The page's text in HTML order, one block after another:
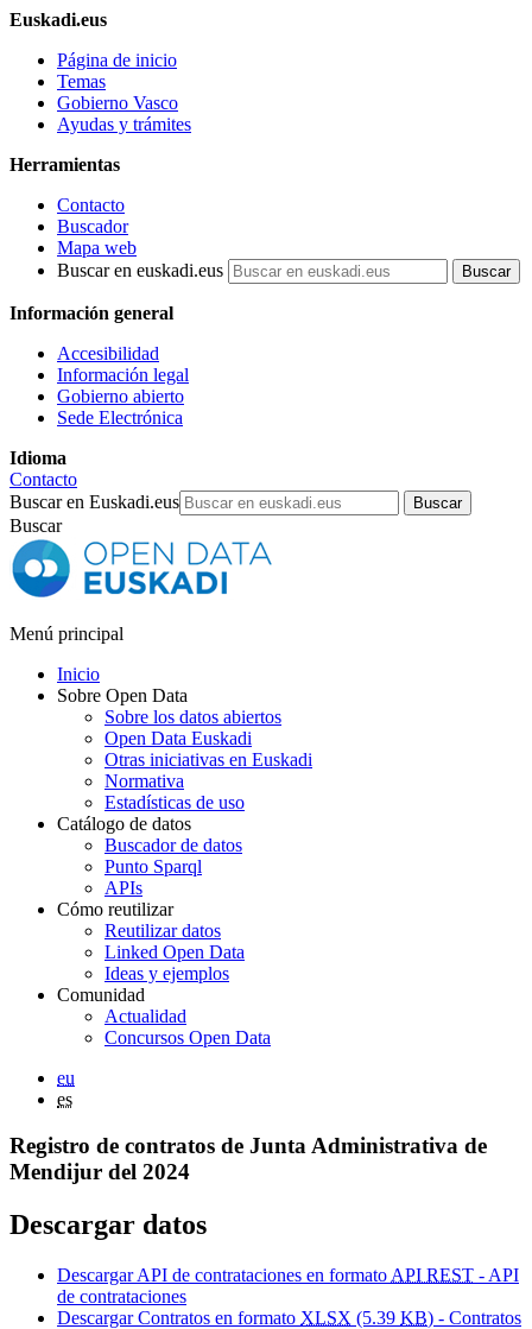
Euskadi.eus
Página de inicio
Temas
Gobierno Vasco
Ayudas y trámites
Herramientas
Contacto
Buscador
Mapa web
Buscar en euskadi.eus
Información general
Accesibilidad
Información legal
Gobierno abierto
Sede Electrónica
Idioma
Contacto
Buscar en Euskadi.eus
Buscar
Menú principal
Inicio
Sobre Open Data
Sobre los datos abiertos
Open Data Euskadi
Otras iniciativas en Euskadi
Normativa
Estadísticas de uso
Catálogo de datos
Buscador de datos
Punto Sparql
APIs
Cómo reutilizar
Reutilizar datos
Linked Open Data
Ideas y ejemplos
Comunidad
Actualidad
Concursos Open Data
eu
es
Registro de contratos de Junta Administrativa de
Mendijur del 2024
Descargar datos
Descargar API de contrataciones en formato API REST - API
de contrataciones
Descargar Contratos en formato XLSX (5.39 KB) - Contratos